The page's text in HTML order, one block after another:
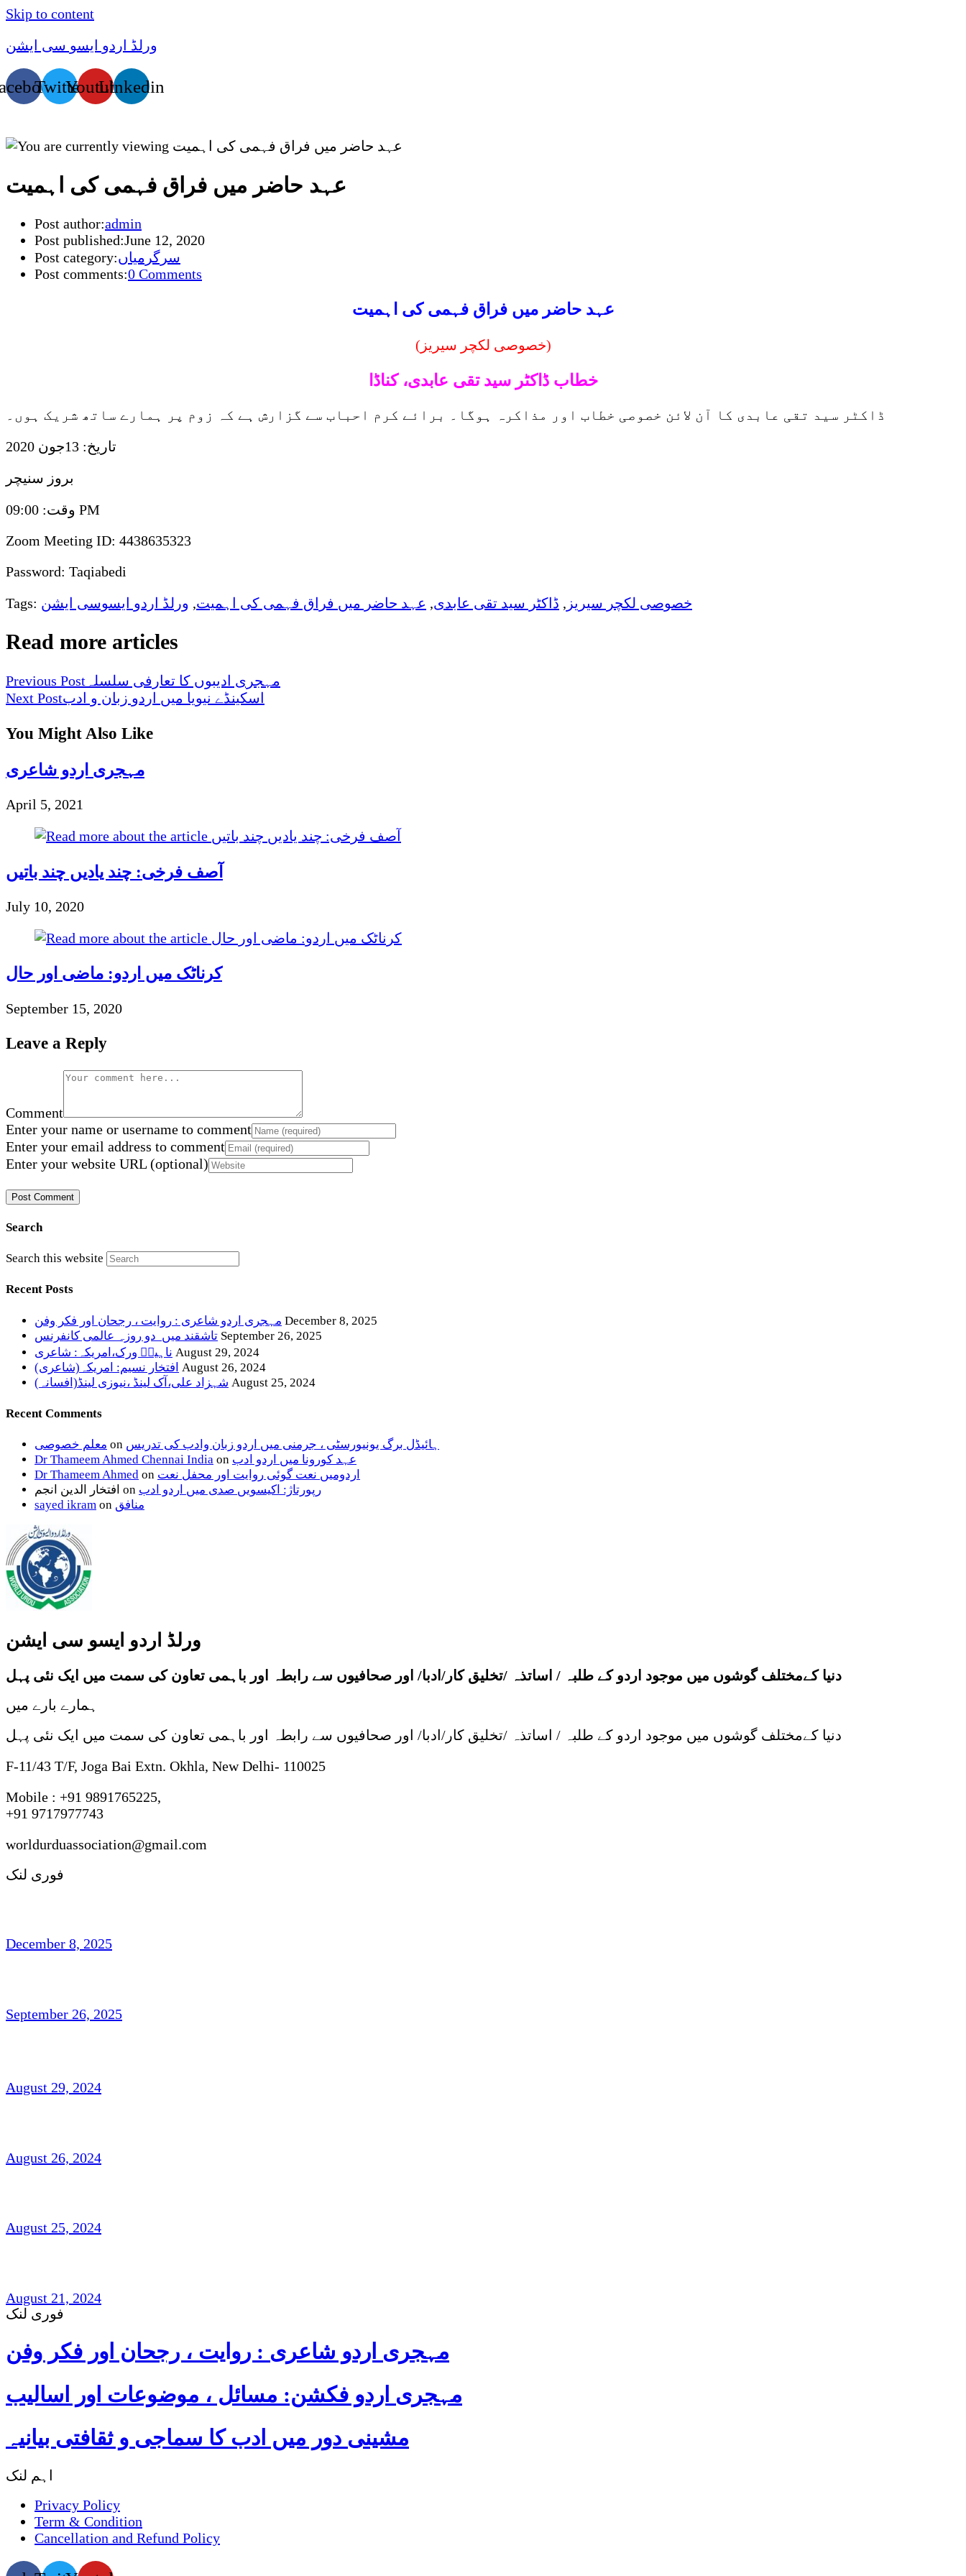
Skip to content
ورلڈ اردو ایسو سی ایشن
TwitterYoutubeLinkedin
عہد حاضر میں فراق فہمی کی اہمیت
Post author:admin
Post published:June 12, 2020
Post category:سرگرمیاں
Post comments:0 Comments
عہد حاضر میں فراق فہمی کی اہمیت
(خصوصی لکچر سیریز)
خطاب ڈاکٹر سید تقی عابدی، کناڈا
ڈاکٹر سید تقی عابدی کا آن لائن خصوصی خطاب اور مذاکرہ ہوگا۔ برائے کرم احباب سے گزارش ہے کہ زوم پر ہمارے ساتھ شریک ہوں۔
تاریخ: 13جون 2020
بروز سنیچر
وقت: 09:00 PM
Zoom Meeting ID: 4438635323
Password: Taqiabedi
Tags:
خصوصی لکچر سیریز , ڈاکٹر سید تقی عابدی, عہد حاضر میں فراق فہمی کی اہمیت, ورلڈ اردو ایسوسی ایشن
Read more articles
Previous Post مہجری ادیبوں کا تعارفی سلسلہ
Next Postاسکینڈے نیویا میں اردو زبان و ادب
You Might Also Like
مہجری اردو شاعری
April 5, 2021
آصف فرخی: چند یادیں چند باتیں
July 10, 2020
کرناٹک میں اردو: ماضی اور حال
September 15, 2020
Leave a Reply
Comment
Enter your name or username to comment
Enter your email address to comment
Enter your website URL (optional)
Search
Search this website
Recent Posts
مہجری اردو شاعری : روایت ، رجحان اور فکر وفن December 8, 2025
تاشقند میں دو روزہ عالمی کانفرنس September 26, 2025
ناہیدؔ ورک،امریکہ: شاعری August 29, 2024
افتخار نسیم: امریکہ(شاعری) August 26, 2024
شہزاد علی،آک لینڈ ،نیوزی لینڈ(افسانہ) August 25, 2024
Recent Comments
معلم خصوصی on ہائیڈل برگ یونیورسٹی ، جرمنی میں اردو زبان وادب کی تدریس
Dr Thameem Ahmed Chennai India on عہد کورونا میں اردو ادب
Dr Thameem Ahmed on اردومیں نعت گوئی روایت اور محفل نعت
افتخار الدین انجم on رپورتاژ: اکیسویں صدی میں اردو ادب
sayed ikram on منافق
ورلڈ اردو ایسو سی ایشن
دنیا کےمختلف گوشوں میں موجود اردو کے طلبہ / اساتذہ /تخلیق کار/ادبا/ اور صحافیوں سے رابطہ اور باہمی تعاون کی سمت میں ایک نئی پہل
ہمارے بارے میں
دنیا کےمختلف گوشوں میں موجود اردو کے طلبہ / اساتذہ /تخلیق کار/ادبا/ اور صحافیوں سے رابطہ اور باہمی تعاون کی سمت میں ایک نئی پہل
F-11/43 T/F, Joga Bai Extn. Okhla, New Delhi- 110025
Mobile : +91 9891765225,
+91 9717977743
worldurduassociation@gmail.com
فوری لنک
December 8, 2025
September 26, 2025
August 29, 2024
August 26, 2024
August 25, 2024
August 21, 2024
فوری لنک
مہجری اردو شاعری : روایت ، رجحان اور فکر وفن
مہجری اردو فکشن: مسائل ، موضوعات اور اسالیب
مشینی دور میں ادب کا سماجی و ثقافتی بیانیہ
اہم لنک
Privacy Policy
Term & Condition
Cancellation and Refund Policy